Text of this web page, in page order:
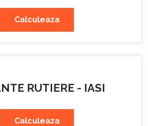
Calculeaza
RUTIERE - IASI
Calculeaza